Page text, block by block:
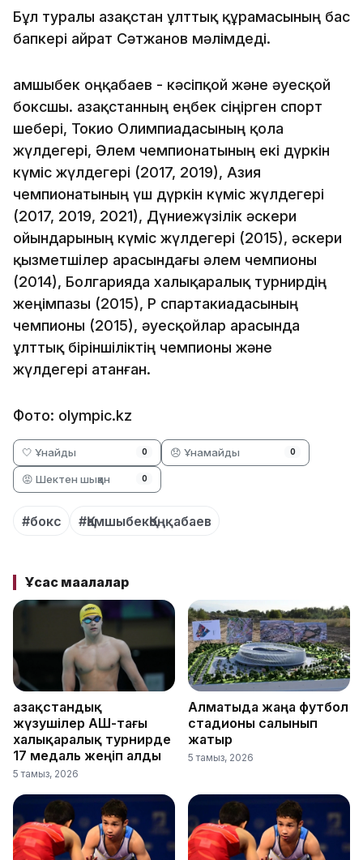
Бұл туралы Қазақстан ұлттық құрамасының бас
бапкері Қайрат Сәтжанов мәлімдеді.
Қамшыбек Қоңқабаев - кәсіпқой және әуесқой
боксшы. Қазақстанның еңбек сіңірген спорт
шебері, Токио Олимпиадасының қола
жүлдегері, Әлем чемпионатының екі дүркін
күміс жүлдегері (2017, 2019), Азия
чемпионатының үш дүркін күміс жүлдегері
(2017, 2019, 2021), Дүниежүзілік әскери
ойындарының күміс жүлдегері (2015), әскери
қызметшілер арасындағы әлем чемпионы
(2014), Болгарияда халықаралық турнирдің
жеңімпазы (2015), ҚР спартакиадасының
чемпионы (2015), әуесқойлар арасында
ұлттық біріншіліктің чемпионы және
жүлдегері атанған.
Фото: olympic.kz
🤍 Ұнайды 0 😞 Ұнамайды 0
😡 Шектен шыққан 0
#бокс #ҚамшыбекҚоңқабаев
Ұқсас мақалалар
Қазақстандық
жүзушілер АҚШ-тағы
халықаралық турнирде
17 медаль жеңіп алды
5 тамыз, 2026
Алматыда жаңа футбол
стадионы салынып
жатыр
5 тамыз, 2026